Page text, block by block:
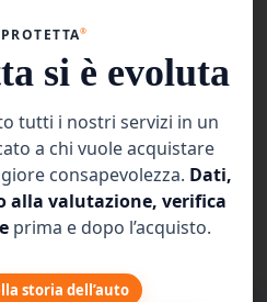
PROTETTA®
si è evoluta
tutti i nostri servizi in un
a chi vuole acquistare
consapevolezza. Dati,
alla valutazione, verifica
prima e dopo l’acquisto.
storia dell’auto